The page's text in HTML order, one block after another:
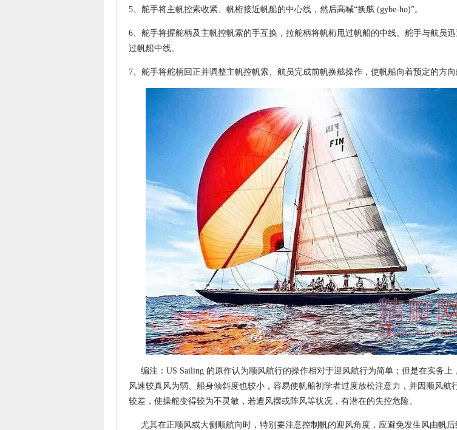
5、舵手将主帆控索收紧、帆桁接近帆船的中心线，然后高喊“换舷 (gybe-ho)”。
6、舵手将握舵柄及主帆控帆索的手互换，拉舵柄将帆桁甩过帆船的中线。舵手与航员迅
过帆船中线。
7、舵手将舵柄回正并调整主帆控帆索、航员完成前帆换舷操作，使帆船向着预定的方向
编注：US Sailing 的原作认为顺风航行的操作相对于迎风航行为简单；但是在实务上
风速较真风为弱、船身倾斜度也较小，容易使帆船初学者过度放松注意力，并因顺风航
较差，使操舵变得较为不灵敏，若遭风摆或阵风等状况，有潜在的失控危险。
尤其在正顺风或大侧顺航向时，特别要注意控制帆的迎风角度，应避免发生风由帆后